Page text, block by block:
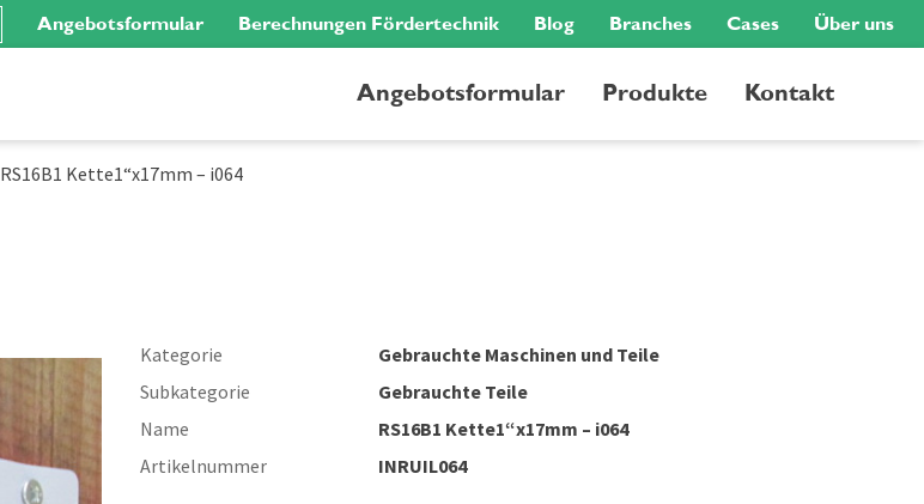
Angebotsformular Berechnungen Fördertechnik Blog Branches Cases Über uns
Angebotsformular Produkte Kontakt
RS16B1 Kette1“x17mm – i064
Kategorie
Gebrauchte Maschinen und Teile
Subkategorie
Gebrauchte Teile
Name
RS16B1 Kette1“x17mm – i064
Artikelnummer
INRUIL064